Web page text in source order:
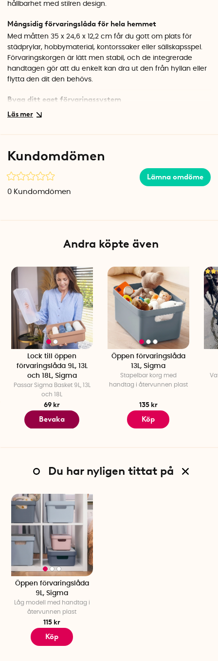
hållbarhet med stilren design.
Mångsidig förvaringslåda för hela hemmet
Med måtten 35 x 24,6 x 12,2 cm får du gott om plats för
städprylar, hobbymaterial, kontorssaker eller sällskapsspel.
Förvaringskorgen är lätt men stabil, och de integrerade
handtagen gör att du enkelt kan dra ut den från hyllan eller
flytta den dit den behövs.
Bygg ditt eget förvaringssystem
Sigma-serien finns i flera storlekar och färger som går att
hylla som gömd i en garderob.
Specifikationer
Volym: 9 liter
Kundomdömen
Lämna omdöme
0 Kundomdömen
Andra köpte även
Lock till öppen
förvaringslåda 9L, 13L
och 18L, Sigma
Passar Sigma Basket 9L, 13L
och 18L
69 kr
Bevaka
Öppen förvaringslåda
13L, Sigma
Stapelbar korg med
handtag i återvunnen plast
135 kr
Köp
Du har nyligen tittat på
Öppen förvaringslåda
9L, Sigma
Låg modell med handtag i
återvunnen plast
115 kr
Köp